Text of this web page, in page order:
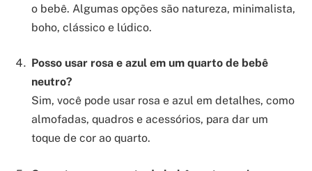
o bebê. Algumas opções são natureza, minimalista,
boho, clássico e lúdico.
Posso usar rosa e azul em um quarto de bebê
neutro?
Sim, você pode usar rosa e azul em detalhes, como
almofadas, quadros e acessórios, para dar um
toque de cor ao quarto.